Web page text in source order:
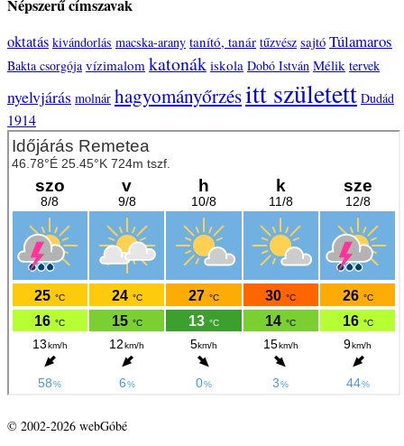
Népszerű címszavak
oktatás kivándorlás macska-arany tanító, tanár tűzvész sajtó Túlamaros
Bakta csorgója vízimalom katonák iskola Dobó István Mélik tervek
nyelvjárás molnár hagyományőrzésitt született Dudád
1914
© 2002-2026 webGóbé